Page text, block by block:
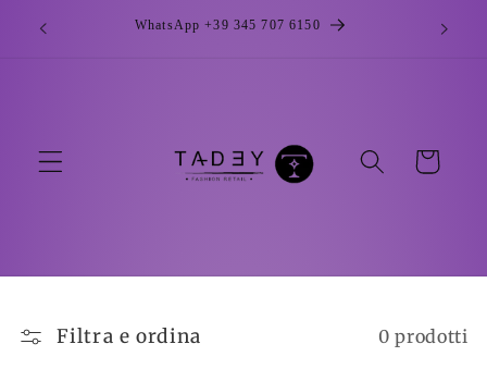
direttamenteWhatsApp +39 345 707 6150
Carrello
Filtra e ordina 0 prodotti